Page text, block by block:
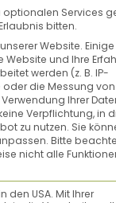
optionalen Services
bitten.
Website.
und Ihre
werden (z. B. IP-
oder die Messung von
Ihrer
Verpflichtung, in
zu nutzen. Sie
Bitte
nicht alle
USA. Mit Ihrer